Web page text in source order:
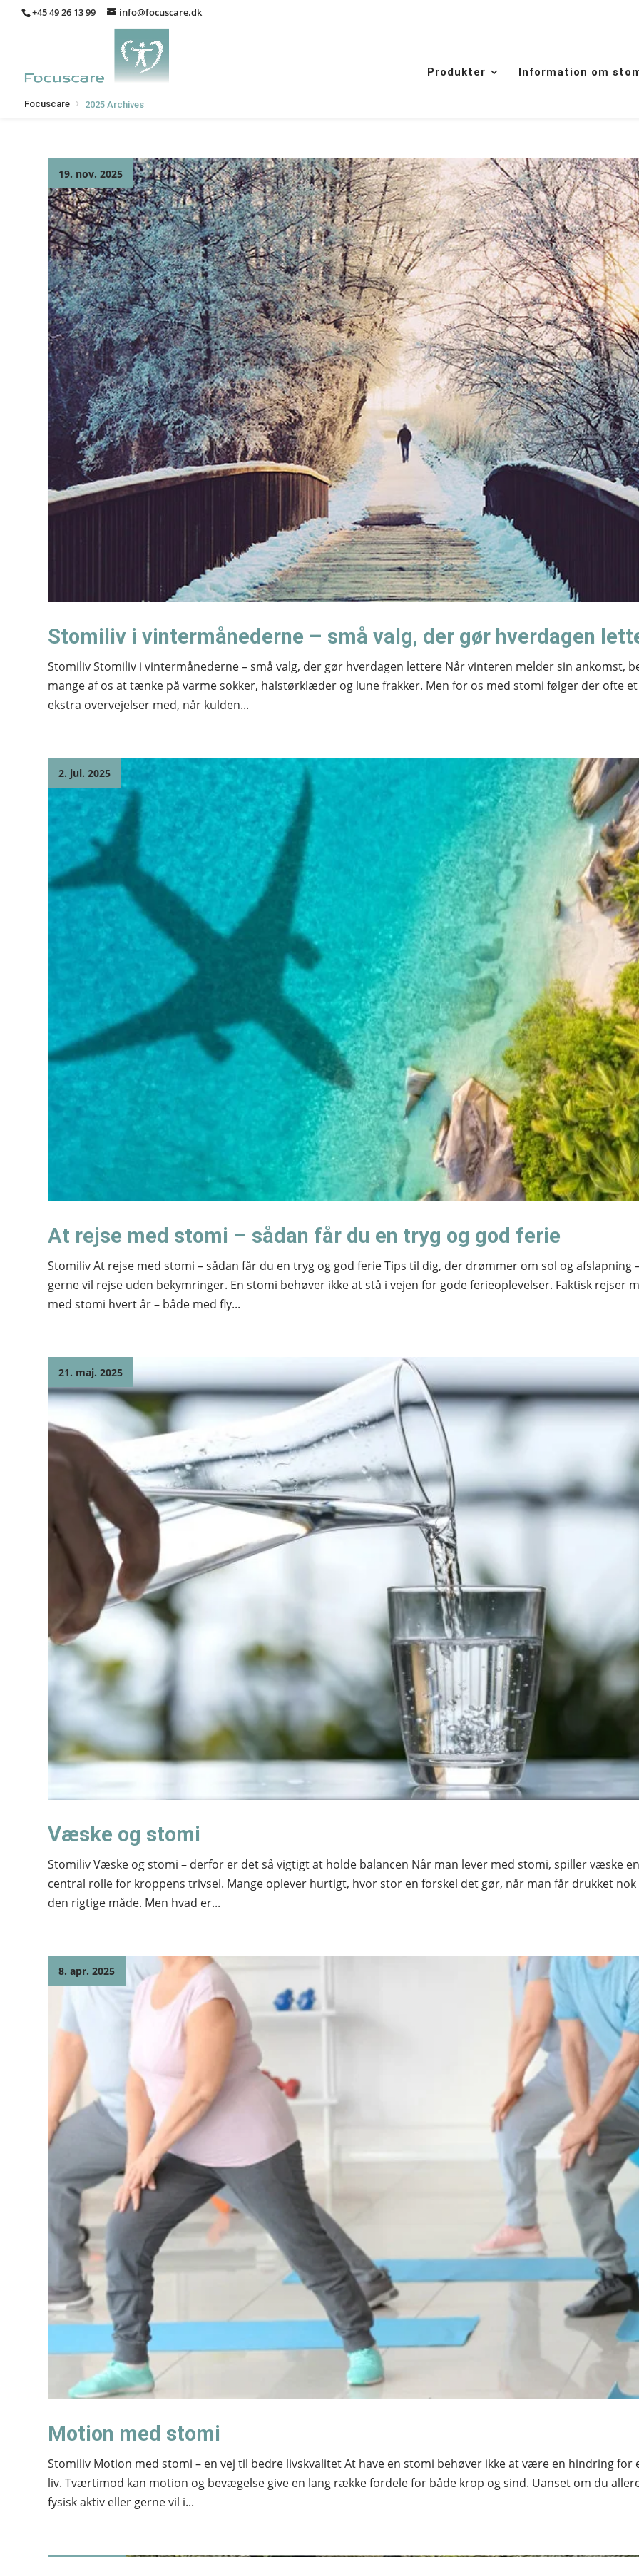
+45 49 26 13 99 info@focuscare.dk
Produkter Information om
Focuscare › 2025 Archives
Stomiliv i vintermånederne – små valg, der gør hverdagen
19. nov. 2025
Stomiliv Stomiliv i vintermånederne – små valg, der gør hverdagen lettere Når vinteren melder sin ankomst,
mange af os at tænke på varme sokker, halstørklæder og lune frakker. Men for os med stomi følger der ofte
ekstra overvejelser med, når kulden...
At rejse med stomi – sådan får du en tryg og god ferie
2. jul. 2025
Stomiliv At rejse med stomi – sådan får du en tryg og god ferie Tips til dig, der drømmer om sol og afslapning
gerne vil rejse uden bekymringer. En stomi behøver ikke at stå i vejen for gode ferieoplevelser. Faktisk rejser
med stomi hvert år – både med fly...
Væske og stomi
21. maj. 2025
Stomiliv Væske og stomi – derfor er det så vigtigt at holde balancen Når man lever med stomi, spiller væske
central rolle for kroppens trivsel. Mange oplever hurtigt, hvor stor en forskel det gør, når man får drukket nok
den rigtige måde. Men hvad er...
Motion med stomi
8. apr. 2025
Stomiliv Motion med stomi – en vej til bedre livskvalitet At have en stomi behøver ikke at være en hindring for
liv. Tværtimod kan motion og bevægelse give en lang række fordele for både krop og sind. Uanset om du
fysisk aktiv eller gerne vil i...